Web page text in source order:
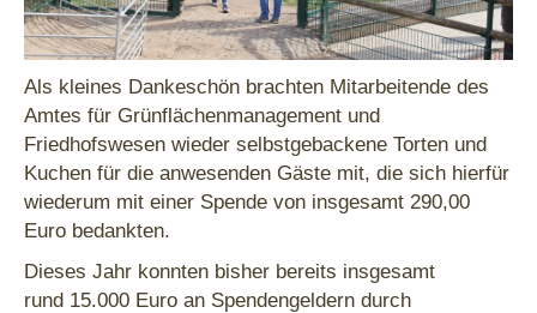
Als kleines Dankeschön brachten Mitarbeitende des
Amtes für Grünflächenmanagement und
Friedhofswesen wieder selbstgebackene Torten und
Kuchen für die anwesenden Gäste mit, die sich hierfür
wiederum mit einer Spende von insgesamt 290,00
Euro bedankten.
Dieses Jahr konnten bisher bereits insgesamt
rund 15.000 Euro an Spendengeldern durch